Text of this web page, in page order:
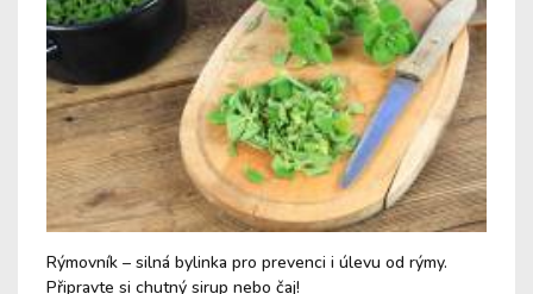
Rýmovník – silná bylinka pro prevenci i úlevu od rýmy.
Připravte si chutný sirup nebo čaj!